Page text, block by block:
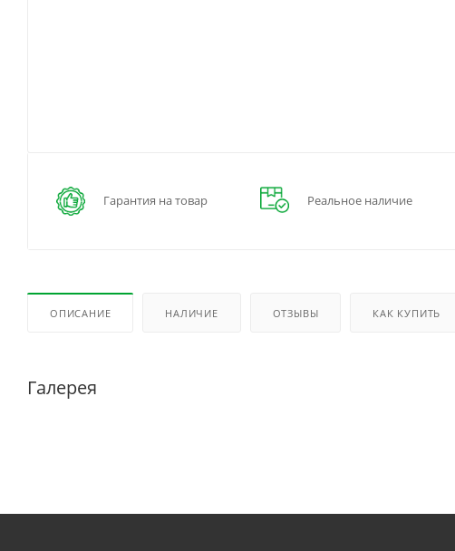
Гарантия на товар Реальное наличие
ОПИСАНИЕ НАЛИЧИЕ ОТЗЫВЫ КАК КУПИТЬ
Галерея